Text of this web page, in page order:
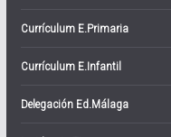
Currículum E.Primaria
Currículum E.Infantil
Delegación Ed.Málaga